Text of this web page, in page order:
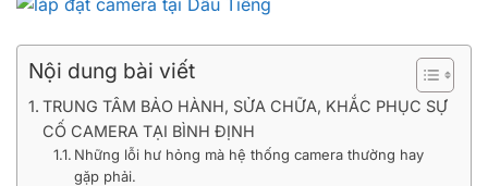
Nội dung bài viết
TRUNG TÂM BẢO HÀNH, SỬA CHỮA, KHẮC PHỤC SỰ
CỐ CAMERA TẠI BÌNH ĐỊNH
Những lỗi hư hỏng mà hệ thống camera thường hay
gặp phải.